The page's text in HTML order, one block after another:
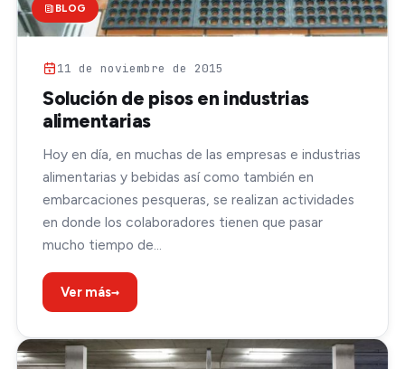
BLOG
11 de noviembre de 2015
Solución de pisos en industrias
alimentarias
Hoy en día, en muchas de las empresas e industrias
alimentarias y bebidas así como también en
embarcaciones pesqueras, se realizan actividades
en donde los colaboradores tienen que pasar
mucho tiempo de…
Ver más→